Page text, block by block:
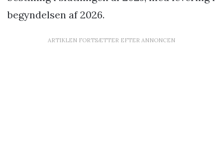
begyndelsen af 2026.
ARTIKLEN FORTSÆTTER EFTER ANNONCEN